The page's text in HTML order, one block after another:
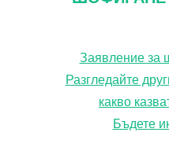
Заявление за
Разгледайте
какво
Бъдете